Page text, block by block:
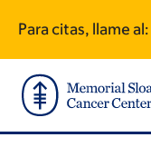
main
content
footer
Para citas, llame al: